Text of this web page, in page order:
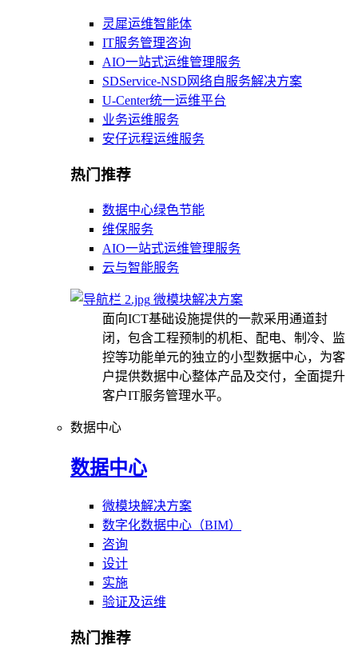
灵犀运维智能体
IT服务管理咨询
AIO一站式运维管理服务
SDService-NSD网络自服务解决方案
U-Center统一运维平台
业务运维服务
安仔远程运维服务
热门推荐
数据中心绿色节能
维保服务
AIO一站式运维管理服务
云与智能服务
微模块解决方案
面向ICT基础设施提供的一款采用通道封
闭，包含工程预制的机柜、配电、制冷、监
控等功能单元的独立的小型数据中心，为客
户提供数据中心整体产品及交付，全面提升
客户IT服务管理水平。
数据中心
数据中心
微模块解决方案
数字化数据中心（BIM）
咨询
设计
实施
验证及运维
热门推荐